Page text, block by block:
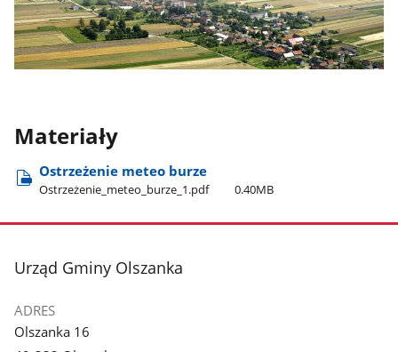
Materiały
Ostrzeżenie meteo burze
Ostrzeżenie​_meteo​_burze​_1.pdf 0.40MB
stopka
Urząd Gminy Olszanka
ADRES
Olszanka 16